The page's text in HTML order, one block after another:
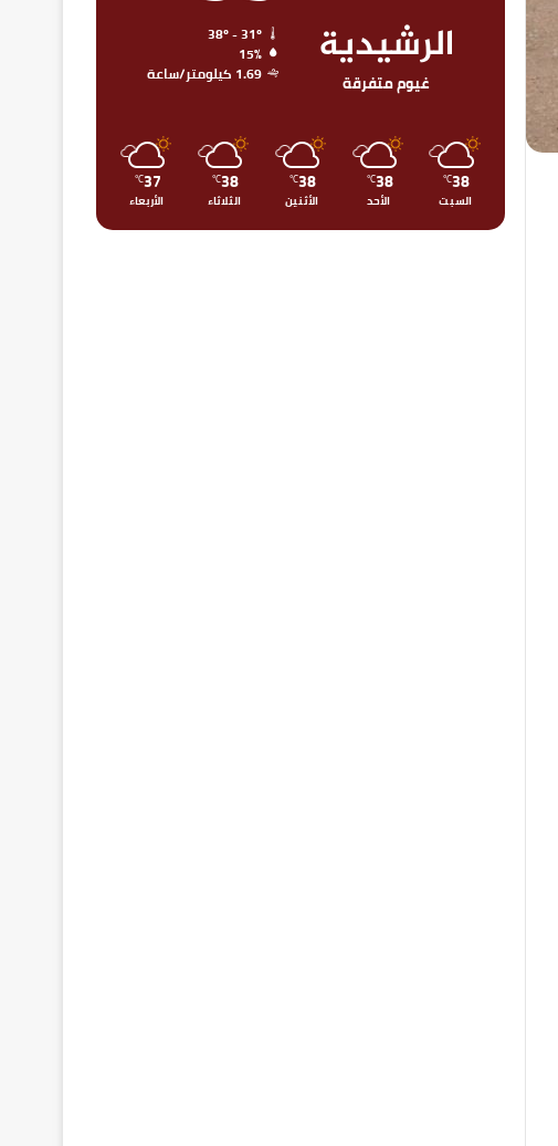
الرشيدية
غيوم متفرقة
38º - 31º
15%
1.69 كيلومتر/ساعة
38
℃
السبت
38
℃
الأحد
38
℃
الأثنين
38
℃
الثلاثاء
37
℃
الأربعاء